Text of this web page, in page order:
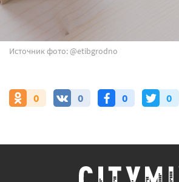
Источник фото: @etibgrodno
0 0 0 0